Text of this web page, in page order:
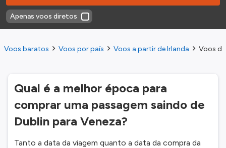
Apenas voos diretos
Voos baratos Voos por país Voos a partir de Irlanda Voos
Qual é a melhor época para
comprar uma passagem saindo de
Dublin para Veneza?
Tanto a data da viagem quanto a data da compra da